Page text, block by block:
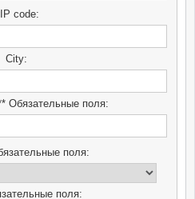
code:
City:
Обязательные поля:
поля:
поля: